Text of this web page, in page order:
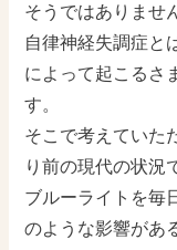
そうではありませ
自律神経失調症と
によって起こるさ
す。
そこで考えていた
り前の現代の状況
ブルーライトを毎
のような影響があ